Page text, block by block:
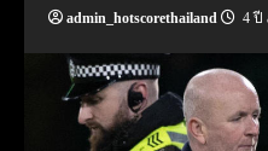
admin_hotscorethailand 4 ปี